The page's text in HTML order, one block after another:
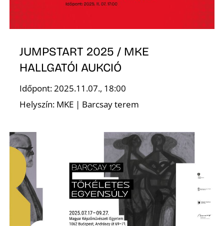
JUMPSTART 2025 / MKE
HALLGATÓI AUKCIÓ
Időpont: 2025.11.07., 18:00
Helyszín: MKE | Barcsay terem